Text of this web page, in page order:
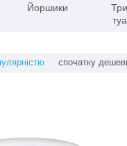
Йоршики
спочатку